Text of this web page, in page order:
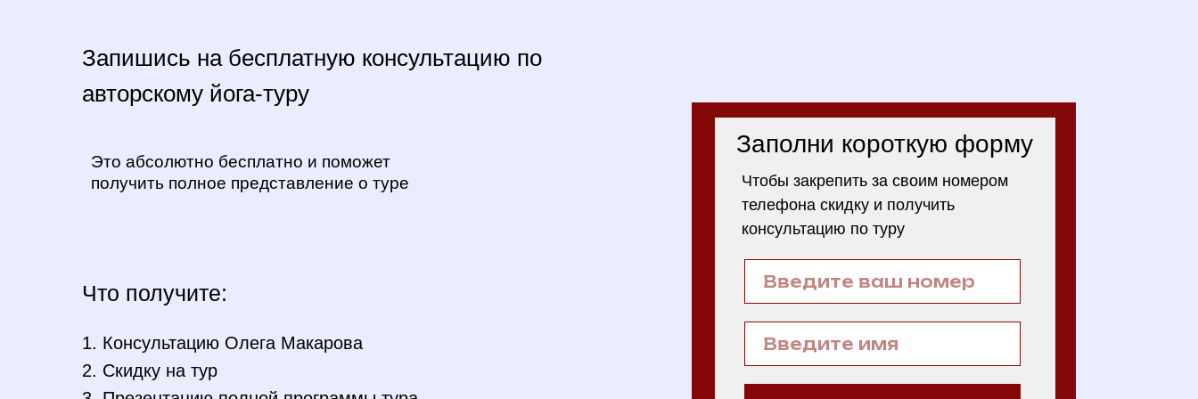
Запишись на бесплатную консультацию по
авторскому йога-туру
Это абсолютно бесплатно и поможет
получить полное представление о туре
Что получите:
1. Консультацию Олега Макарова
2. Скидку на тур
Заполни короткую форму
Чтобы закрепить за своим номером
телефона скидку и получить
консультацию по туру